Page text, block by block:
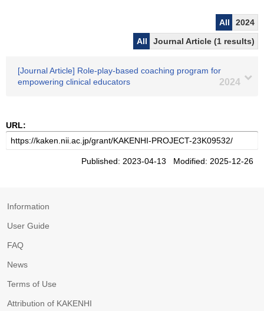
All
2024
All
Journal Article (1 results)
[Journal Article] Role‐play‐based coaching program for
empowering clinical educators
2024
URL:
Published: 2023-04-13 Modified: 2025-12-26
Information
User Guide
FAQ
News
Terms of Use
Attribution of KAKENHI